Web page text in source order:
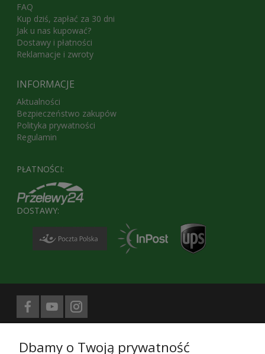
FAQ
Kup dziś, zapłać za 30 dni
Jak u nas kupować?
Dostawy i płatności
Reklamacje i zwroty
INFORMACJE
Aktualności
Bezpieczeństwo zakupów
Polityka prywatności
Regulamin
PŁATNOŚCI:
DOSTAWY:
Dbamy o Twoją prywatność